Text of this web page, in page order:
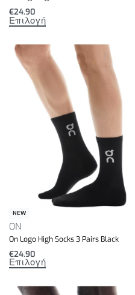
€24.90
Επιλογή
NEW
ON
On Logo High Socks 3 Pairs Black
€24.90
Επιλογή